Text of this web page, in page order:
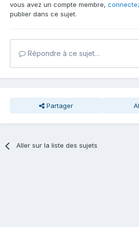
vous avez un compte membre,
publier dans ce sujet.
Répondre à ce sujet…
Partager
Aller sur la liste des sujets